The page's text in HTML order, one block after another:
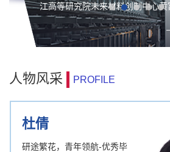
至80℃宽温高倍率储钠
江高等研究院未来材料创制中心
研究员团队在《Advanced
“Dual-Structural-Unit Designed
Sodium-ion Storage”的研究成果
人物风采 PROFILE
杜倩
研途繁花，青年领航-优秀毕